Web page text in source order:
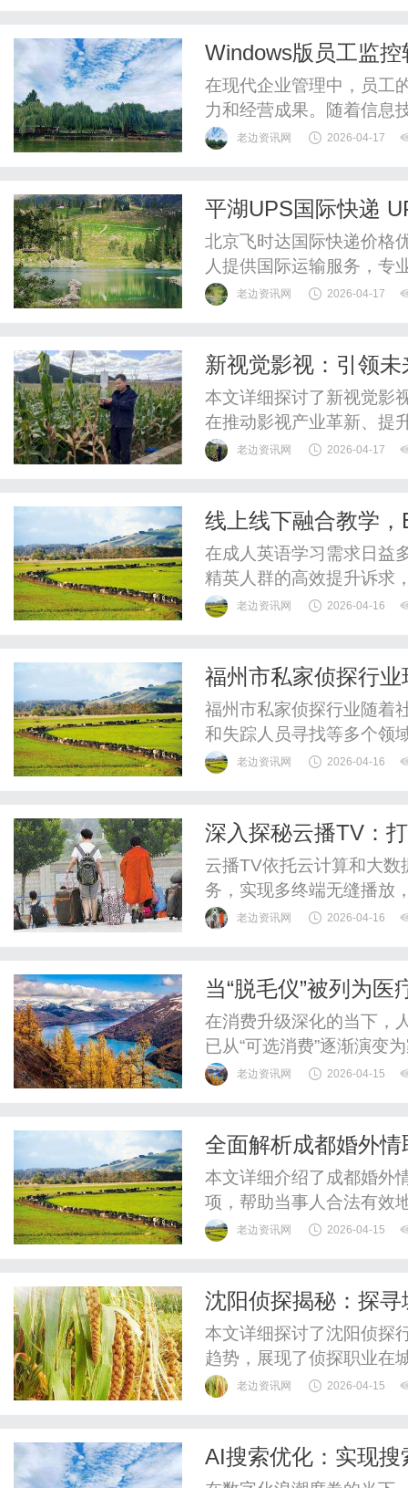
新功能及行业投放技巧。
Windows版员工监
在现代企业管理中，员工
力和经营成果。随着信息
工监控软件来提高工作效
及如何有效实施，旨在为
老边资讯网 2026-04-17
平湖UPS国际快递
技能-寄件，查价格
北京飞时达国际快递价格
人提供国际运输服务，专
际快递、UPS国际快递、
的国际经验和强大的网络
老边资讯网 2026-04-17
新视觉影视：引领
本文详细探讨了新视觉影
在推动影视产业革新、提
用。老边资讯网 2026-04-17
线上线下融合教学
可能
在成人英语学习需求日益
精英人群的高效提升诉求
心优势，成为高端英语学
习路径。EF智享VIP课程
老边资讯网 2026-04-16
福州市私家侦探行
福州市私家侦探行业随着
和失踪人员寻找等多个领
老边资讯网 2026-04-16
深入探秘云播TV：
云播TV依托云计算和大
务，实现多终端无缝播放
老边资讯网 2026-04-16
当“脱毛仪”被列为医
出海？
在消费升级深化的当下，
已从“可选消费”逐渐演变
仪纳入二类医疗器械管理
从国内红海转向海外高端
老边资讯网 2026-04-15
全面解析成都婚外
本文详细介绍了成都婚外
项，帮助当事人合法有效
老边资讯网 2026-04-15
沈阳侦探揭秘：探
现状
本文详细探讨了沈阳侦探
趋势，展现了侦探职业在
老边资讯网 2026-04-15
AI搜索优化：实现搜